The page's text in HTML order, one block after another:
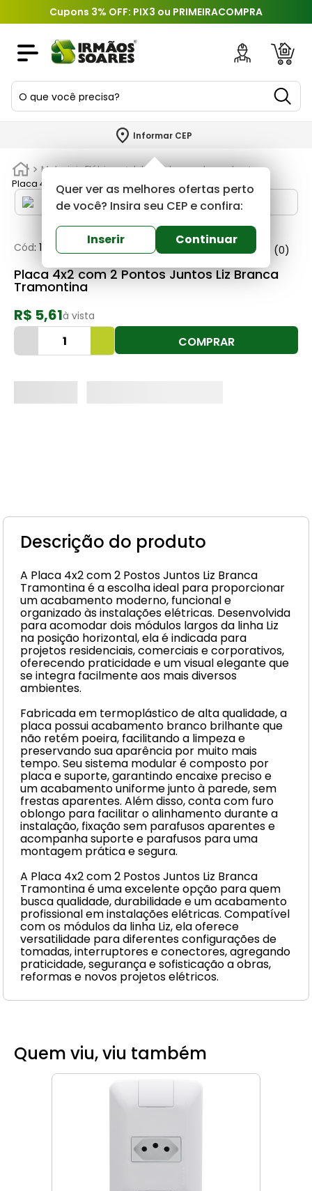
Cupons 3% OFF: PIX3 ou PRIMEIRACOMPRA
O que você precisa?
Informar CEP
Quer ver as melhores ofertas perto
de você? Insira seu CEP e confira:
Inserir Continuar
Materiais Elétricos
Interruptores e tomadas
Placa 4x2 com 2 Pontos Juntos Liz Branca Tramontina
Cód:187160 Tramontina (0)
Placa 4x2 com 2 Pontos Juntos Liz Branca
Tramontina
R$ 5,61à vista
COMPRAR
Descrição do produto
A Placa 4x2 com 2 Postos Juntos Liz Branca
Tramontina é a escolha ideal para proporcionar
um acabamento moderno, funcional e
organizado às instalações elétricas. Desenvolvida
para acomodar dois módulos largos da linha Liz
na posição horizontal, ela é indicada para
projetos residenciais, comerciais e corporativos,
oferecendo praticidade e um visual elegante que
se integra facilmente aos mais diversos
ambientes.
Fabricada em termoplástico de alta qualidade, a
placa possui acabamento branco brilhante que
não retém poeira, facilitando a limpeza e
preservando sua aparência por muito mais
tempo. Seu sistema modular é composto por
placa e suporte, garantindo encaixe preciso e
um acabamento uniforme junto à parede, sem
frestas aparentes. Além disso, conta com furo
oblongo para facilitar o alinhamento durante a
instalação, fixação sem parafusos aparentes e
acompanha suporte e parafusos para uma
montagem prática e segura.
A Placa 4x2 com 2 Postos Juntos Liz Branca
Tramontina é uma excelente opção para quem
busca qualidade, durabilidade e um acabamento
profissional em instalações elétricas. Compatível
com os módulos da linha Liz, ela oferece
versatilidade para diferentes configurações de
tomadas, interruptores e conectores, agregando
praticidade, segurança e sofisticação a obras,
reformas e novos projetos elétricos.
Quem viu, viu também
TERMOS MAIS BUSCADOS
2º
3º
porta
revestimento
5º
telha
6º
argamassa
8º
cimento